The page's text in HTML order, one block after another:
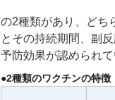
の2種類があり、どち
とその持続期間、副
予防効果が認められ
●2種類のワクチンの特徴